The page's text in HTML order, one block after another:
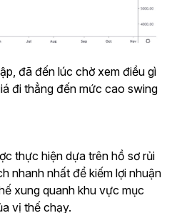
đã đến lúc chờ xem điều gì
đi thẳng đến mức cao swing
thực hiện dựa trên hồ sơ rủi
nhanh nhất để kiếm lợi nhuận
xung quanh khu vực mục
vị thế chạy.